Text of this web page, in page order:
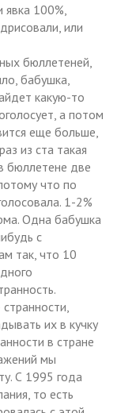
100%,
или
бюллетеней,
бабушка,
какую-то
а потом
еще больше,
из ста такая
бюллетене две
что по
1-2%
Одна бабушка
с
так, что 10
их в кучку
в стране
мы
С 1995 года
то есть